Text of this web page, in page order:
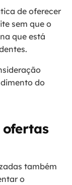
de oferecer
sem que o
que está
do
ofertas
também
o